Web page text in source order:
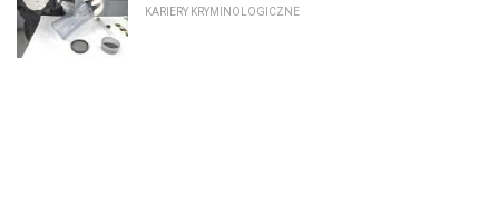
KARIERY KRYMINOLOGICZNE